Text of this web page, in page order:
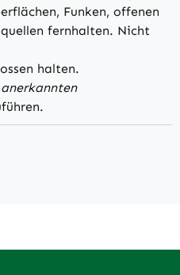
Funken, offenen
fernhalten. Nicht
halten.